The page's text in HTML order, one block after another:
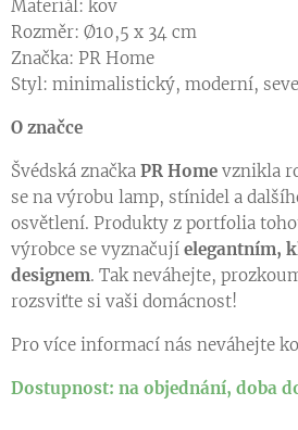
Materiál: kov
Rozměr: Ø10,5 x 34 cm
Značka: PR Home
Styl: minimalistický, moderní,
O značce
Švédská značka PR Home vznikla
se na výrobu lamp, stínidel a
osvětlení. Produkty z portfolia
výrobce se vyznačují elegantním,
designem. Tak neváhejte,
rozsviťte si vaši domácnost!
Pro více informací nás neváhejte
Dostupnost: na objednání, doba